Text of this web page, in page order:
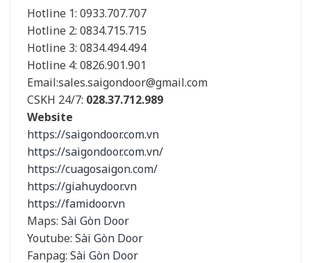
Hotline 1: 0933.707.707
Hotline 2: 0834.715.715
Hotline 3: 0834.494.494
Hotline 4: 0826.901.901
Email:sales.saigondoor@gmail.com
CSKH 24/7: 028.37.712.989
Website
https://saigondoor.com.vn
https://saigondoor.com.vn/
https://cuagosaigon.com/
https://giahuydoor.vn
https://famidoor.vn
Maps: Sài Gòn Door
Youtube: Sài Gòn Door
Fanpag: Sài Gòn Door